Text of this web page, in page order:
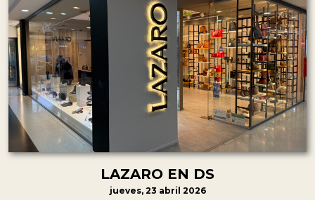
LAZARO EN DS
jueves, 23 abril 2026